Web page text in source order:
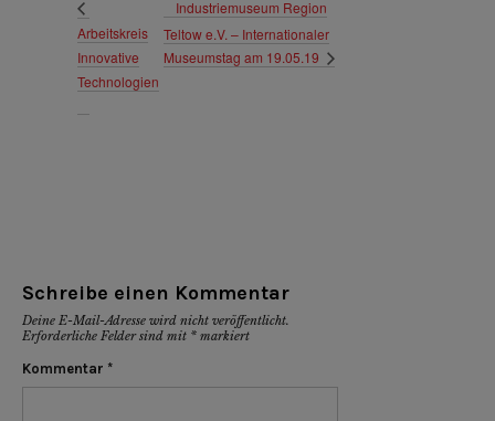
Arbeitskreis
Innovative
Technologien
Industriemuseum Region
Teltow e.V. – Internationaler
Museumstag am 19.05.19
Schreibe einen Kommentar
Deine E-Mail-Adresse wird nicht veröffentlicht.
Erforderliche Felder sind mit * markiert
Kommentar *